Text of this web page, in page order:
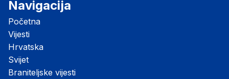
Navigacija
Početna
Vijesti
Hrvatska
Svijet
Braniteljske vijesti